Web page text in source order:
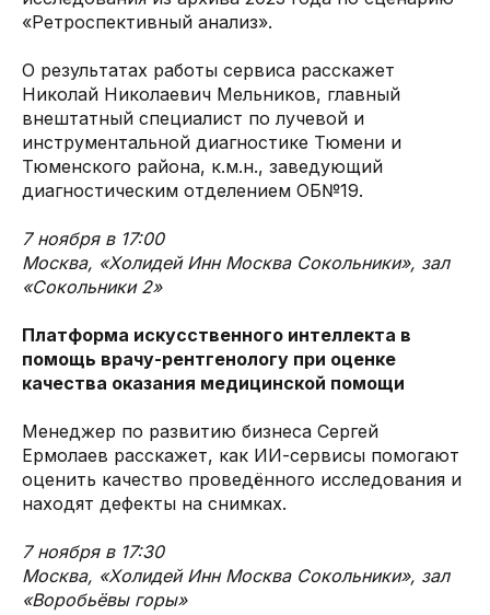
«Ретроспективный анализ».
О результатах работы сервиса расскажет
Николай Николаевич Мельников, главный
внештатный специалист по лучевой и
инструментальной диагностике Тюмени и
Тюменского района, к.м.н., заведующий
диагностическим отделением ОБ№19.
7 ноября в 17:00
Москва, «Холидей Инн Москва Сокольники», зал
«Сокольники 2»
Платформа искусственного интеллекта в
помощь врачу-рентгенологу при оценке
качества оказания медицинской помощи
Менеджер по развитию бизнеса Сергей
Ермолаев расскажет, как ИИ-сервисы помогают
оценить качество проведённого исследования и
находят дефекты на снимках.
7 ноября в 17:30
Москва, «Холидей Инн Москва Сокольники», зал
«Воробьёвы горы»